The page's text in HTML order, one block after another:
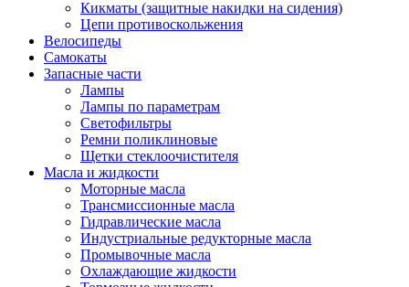
Кикматы (защитные накидки на сидения)
Цепи противоскольжения
Велосипеды
Самокаты
Запасные части
Лампы
Лампы по параметрам
Светофильтры
Ремни поликлиновые
Щетки стеклоочистителя
Масла и жидкости
Моторные масла
Трансмиссионные масла
Гидравлические масла
Индустриальные редукторные масла
Промывочные масла
Охлаждающие жидкости